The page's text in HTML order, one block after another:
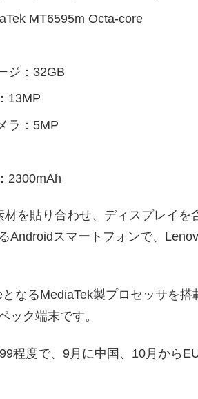
MT6595m Octa-core
ジ：32GB
13MP
ラ：5MP
2300mAh
材を貼り合わせ、ディスプレイ
Androidスマートフォンで、
なるMediaTek製プロセッサを
ック端末です。
程度で、9月に中国、10月から